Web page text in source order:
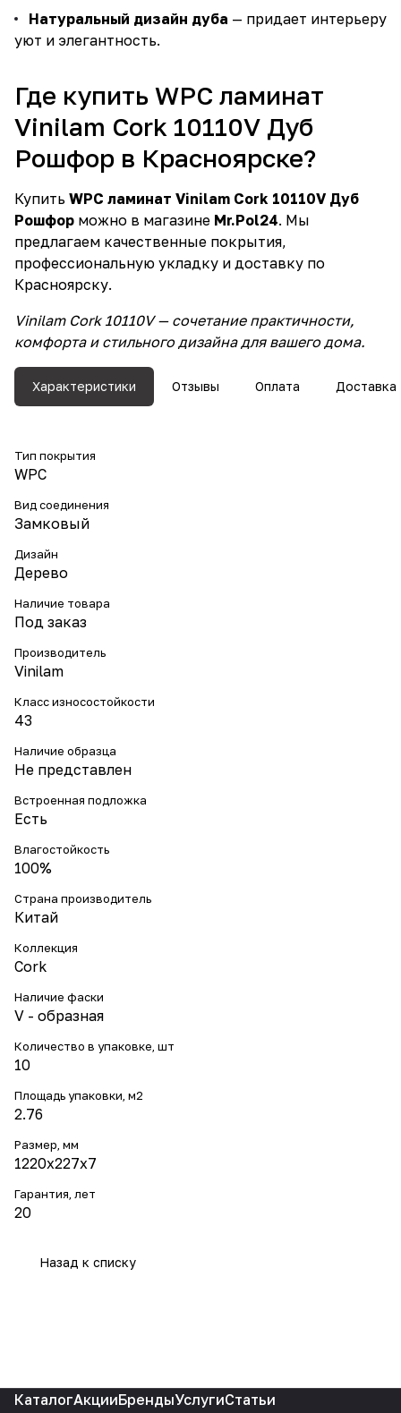
Натуральный дизайн дуба — придает интерьеру
уют и элегантность.
Где купить WPC ламинат
Vinilam Cork 10110V Дуб
Рошфор в Красноярске?
Купить WPC ламинат Vinilam Cork 10110V Дуб
Рошфор можно в магазине Mr.Pol24. Мы
предлагаем качественные покрытия,
профессиональную укладку и доставку по
Красноярску.
Vinilam Cork 10110V — сочетание практичности,
комфорта и стильного дизайна для вашего дома.
Характеристики Отзывы Оплата Доставка
Тип покрытия
WPC
Вид соединения
Замковый
Дизайн
Дерево
Наличие товара
Под заказ
Производитель
Vinilam
Класс износостойкости
43
Наличие образца
Не представлен
Встроенная подложка
Есть
Влагостойкость
100%
Страна производитель
Китай
Коллекция
Cork
Наличие фаски
V - образная
Количество в упаковке, шт
10
Площадь упаковки, м2
2.76
Размер, мм
1220x227x7
Гарантия, лет
20
Назад к списку
КаталогАкцииБрендыУслугиСтатьи